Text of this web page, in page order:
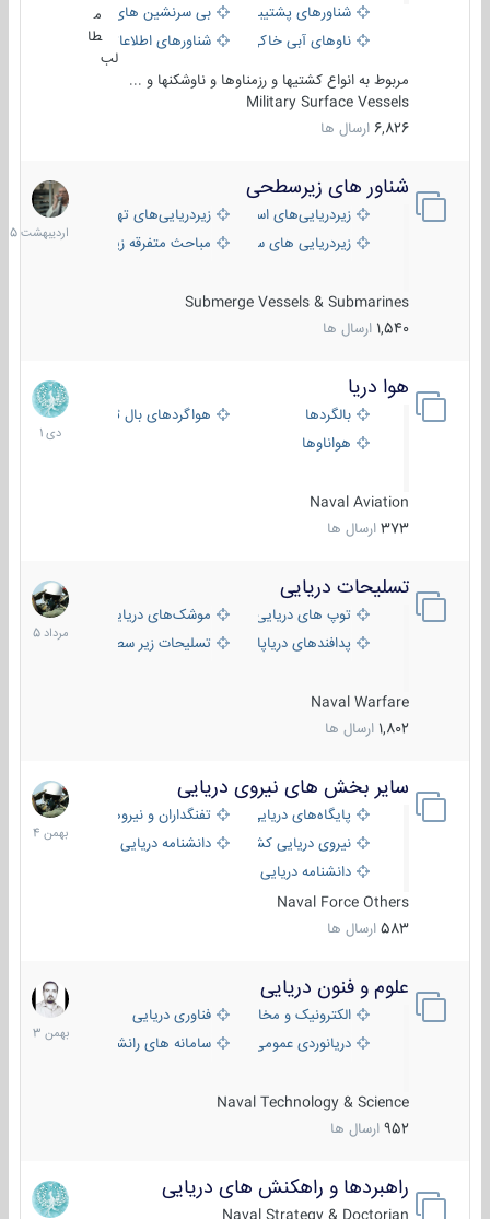
شناورهای پشتیبانی
بی سرنشین های دریایی
ناوهای آبی خاکی و نیروبرشناورهای اطلاعاتی و جاسوسی
طا
لب
مربوط به انواع کشتیها و رزمناوها و ناوشکنها و ...
Military Surface Vessels
6,826 ارسال ها
شناور های زیرسطحی
زیردریایی‌های استراتژیکزیردریایی‌های تهاجمی
زیردریایی های سبک
مباحث متفرقه زیرسطحی
Submerge Vessels & Submarines
1,540 ارسال ها
31
1405
هوا دریا
بالگردها
هواگردهای بال ثابت
هواناوها
Naval Aviation
373 ارسال ها
12
دی
1401
تسلیحات دریایی
توپ های دریایی
موشک‌های دریایی
پدافندهای دریاپایه
تسلیحات زیر سطحی
Naval Warfare
1,802 ارسال ها
2
مرداد
1405
سایر بخش های نیروی دریایی
پایگاه‌های دریایی
تفنگداران و نیروهای ویژه‌ی دریایی
نیروی دریایی کشورهای مختلفدانشنامه دریایی
دانشنامه دریایی کپی
Naval Force Others
583 ارسال ها
22
بهمن
1404
علوم و فنون دریایی
الکترونیک و مخابرات دریاییفناوری دریایی
دریانوردی عمومی
سامانه های رانشی دریایی
Naval Technology & Science
952 ارسال ها
6
بهمن
1403
راهبردها و راهکنش های دریایی
2
مرداد